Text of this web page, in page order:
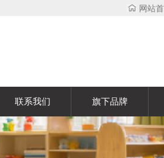
网站
联系我们 旗下品牌